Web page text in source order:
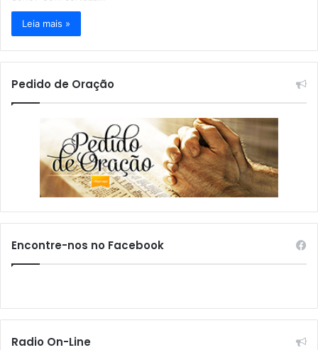
Leia mais »
Pedido de Oração
Encontre-nos no Facebook
Radio On-Line